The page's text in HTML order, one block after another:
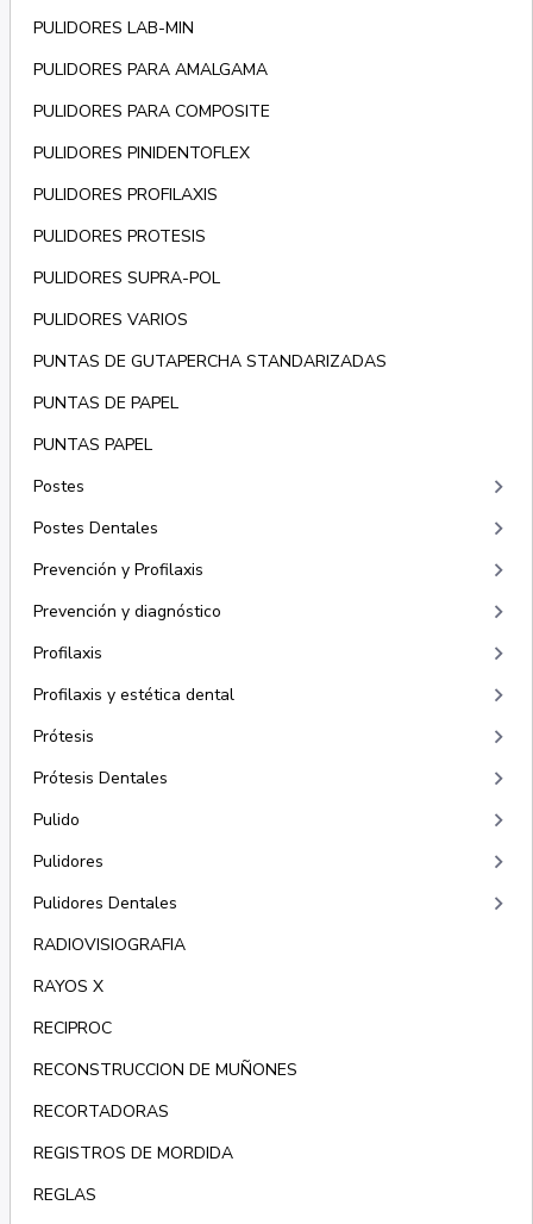
PULIDORES LAB-MIN
PULIDORES PARA AMALGAMA
PULIDORES PARA COMPOSITE
PULIDORES PINIDENTOFLEX
PULIDORES PROFILAXIS
PULIDORES PROTESIS
PULIDORES SUPRA-POL
PULIDORES VARIOS
PUNTAS DE GUTAPERCHA STANDARIZADAS
PUNTAS DE PAPEL
PUNTAS PAPEL
Postes
keyboard_arrow_right
Postes Dentales keyboard_arrow_right
Prevención y Profilaxis keyboard_arrow_right
Prevención y diagnóstico keyboard_arrow_right
Profilaxis keyboard_arrow_right
Profilaxis y estética dental keyboard_arrow_right
Prótesis keyboard_arrow_right
Prótesis Dentales keyboard_arrow_right
Pulido keyboard_arrow_right
Pulidores keyboard_arrow_right
Pulidores Dentales keyboard_arrow_right
RADIOVISIOGRAFIA
RAYOS X
RECIPROC
RECONSTRUCCION DE MUÑONES
RECORTADORAS
REGISTROS DE MORDIDA
REGLAS